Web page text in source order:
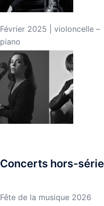
Février 2025 | violoncelle –
piano
Concerts hors-série
Fête de la musique 2026